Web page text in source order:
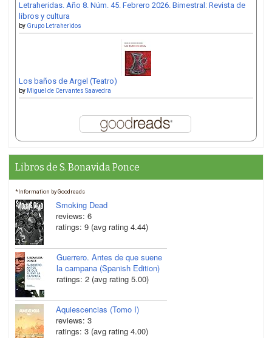
Letraheridas. Año 8. Núm. 45. Febrero 2026. Bimestral: Revista de
libros y cultura
by Grupo Letraheridos
Los baños de Argel (Teatro)
by Miguel de Cervantes Saavedra
Libros de S. Bonavida Ponce
*Information by Goodreads
Smoking Dead
reviews: 6
ratings: 9 (avg rating 4.44)
Guerrero. Antes de que suene
la campana (Spanish Edition)
ratings: 2 (avg rating 5.00)
Aquiescencias (Tomo I)
reviews: 3
ratings: 3 (avg rating 4.00)